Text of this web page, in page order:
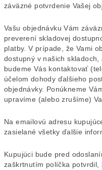
záväzné potvrdenie Vašej
Vašu objednávku Vám
preverení skladovej
platby. V prípade, že Vami
dostupný v našich
budeme Vás kontaktovať
účelom dohody ďalšieho
objednávky. Ponúkneme
upravíme (alebo zrušíme)
Na emailovú adresu
zasielané všetky ďalšie
Kupujúci bude pred
zaškrtnutím políčka potvrdil,